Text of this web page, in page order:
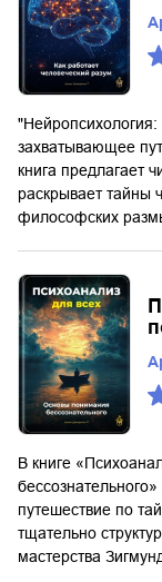
захватывающее
книга предлагает
раскрывает тайны
философских
В книге
путешествие по
тщательно
мастерства